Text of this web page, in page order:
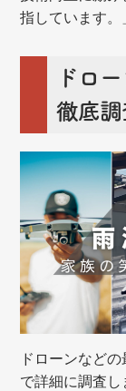
指しています。
ドロ
徹底調
ドローンなど
で詳細に調査